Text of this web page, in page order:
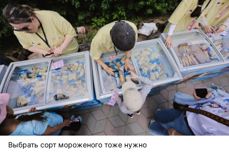
Выбрать сорт мороженого тоже нужно